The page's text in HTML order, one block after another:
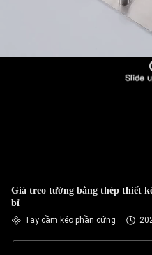
Giá treo tường bằng thép thiết
bỉ
Tay cầm kéo phần cứng